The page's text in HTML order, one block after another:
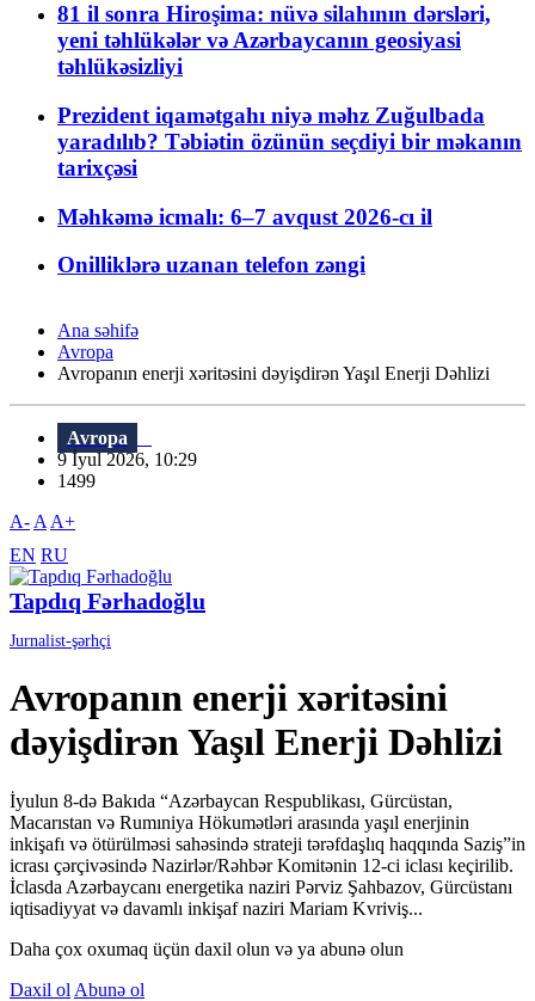
81 il sonra Hiroşima: nüvə silahının dərsləri,
yeni təhlükələr və Azərbaycanın geosiyasi
təhlükəsizliyi
Prezident iqamətgahı niyə məhz Zuğulbada
yaradılıb? Təbiətin özünün seçdiyi bir məkanın
tarixçəsi
Məhkəmə icmalı: 6–7 avqust 2026-cı il
Onilliklərə uzanan telefon zəngi
Ana səhifə
Avropa
Avropanın enerji xəritəsini dəyişdirən Yaşıl Enerji Dəhlizi
Avropa
9 İyul 2026, 10:29
1499
A- A A+
EN RU
Tapdıq Fərhadoğlu
Jurnalist-şərhçi
Avropanın enerji xəritəsini
dəyişdirən Yaşıl Enerji Dəhlizi
İyulun 8-də Bakıda “Azərbaycan Respublikası, Gürcüstan,
Macarıstan və Rumıniya Hökumətləri arasında yaşıl enerjinin
inkişafı və ötürülməsi sahəsində strateji tərəfdaşlıq haqqında Saziş”in
icrası çərçivəsində Nazirlər/Rəhbər Komitənin 12-ci iclası keçirilib.
İclasda Azərbaycanı energetika naziri Pərviz Şahbazov, Gürcüstanı
iqtisadiyyat və davamlı inkişaf naziri Mariam Kvriviş...
Daha çox oxumaq üçün daxil olun və ya abunə olun
Daxil ol Abunə ol